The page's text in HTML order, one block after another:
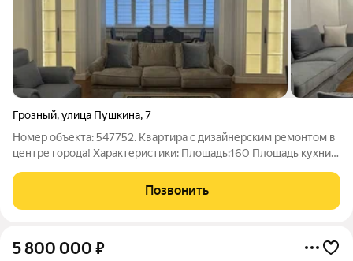
Грозный,улица Пушкина,7
Номер объекта: 547752. Квартира с дизайнерским ремонтом в
центре города! Характеристики: Площадь:160 Площадь кухни:
Магазины Поликлиника № 4 Аймед Аптеки Садик Школа
Цветочный Парк Бульвар Эсамбаева
Позвонить
5 800 000 ₽